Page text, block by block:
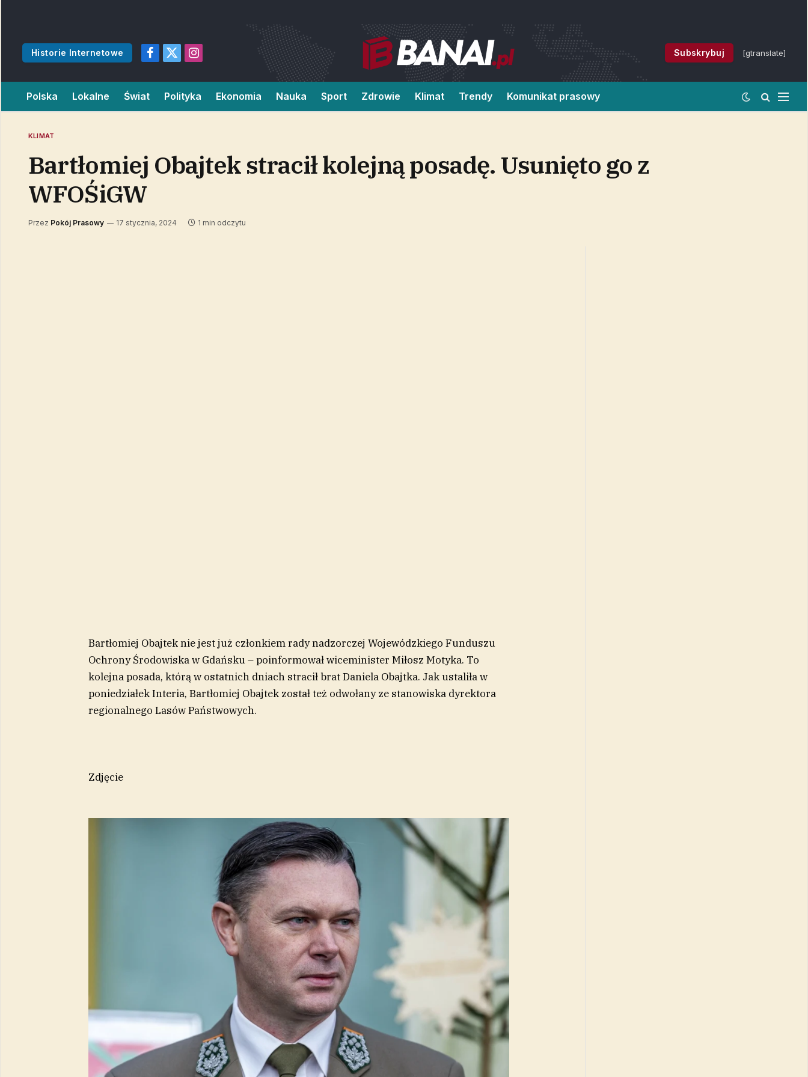
Historie Internetowe
Facebook
X
Instagram
Subskrybuj [gtranslate]
Polska Lokalne Świat Polityka Ekonomia Nauka Sport Zdrowie Klimat Trendy Komunikat prasowy
KLIMAT
Bartłomiej Obajtek stracił kolejną posadę. Usunięto go z
WFOŚiGW
Przez Pokój Prasowy 17 stycznia, 2024 1 min odczytu
Bartłomiej Obajtek nie jest już członkiem rady nadzorczej Wojewódzkiego Funduszu
Ochrony Środowiska w Gdańsku – poinformował wiceminister Miłosz Motyka. To
kolejna posada, którą w ostatnich dniach stracił brat Daniela Obajtka. Jak ustaliła w
poniedziałek Interia, Bartłomiej Obajtek został też odwołany ze stanowiska dyrektora
regionalnego Lasów Państwowych.
Zdjęcie